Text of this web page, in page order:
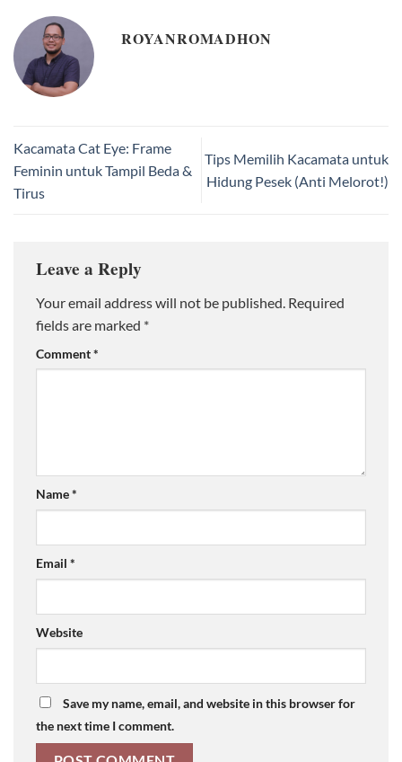
ROYANROMADHON
Kacamata Cat Eye: Frame
Feminin untuk Tampil Beda &
Tirus
Tips Memilih Kacamata untuk
Hidung Pesek (Anti Melorot!)
Leave a Reply
Your email address will not be published. Required
fields are marked *
Comment*
Name*
Email *
Website
Save my name, email, and website in this browser for
the next time I comment.